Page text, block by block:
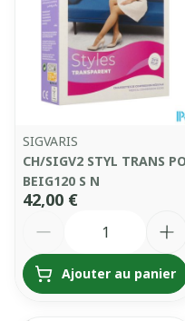
SIGVARIS
CH/SIGV2 STYL TRANS PO
BEIG120 S N
42,00 €
Ajouter au panier